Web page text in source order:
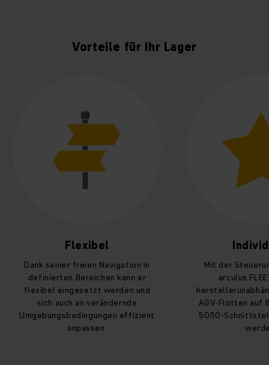
Vorteile für Ihr Lager
Navigation in
kann er
werden und
verändernde
effizient
Mit der Steuerungssoftware
arculus FLEET können
herstellerunabhängige AMR- und
AGV-Flotten auf Basis der VDA-
5050-Schnittstellen betrieben